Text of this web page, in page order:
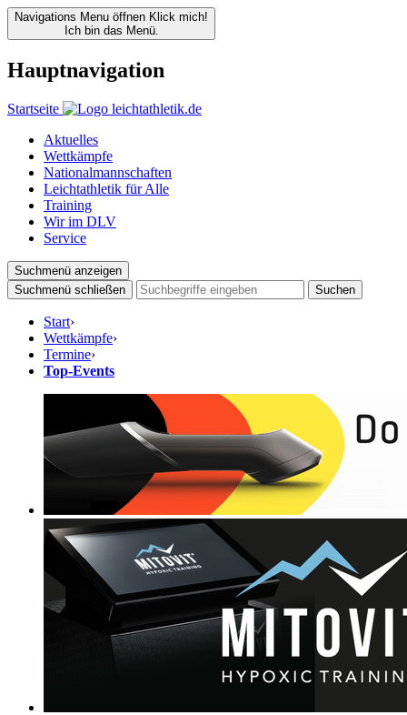
Navigations Menu öffnen Klick mich!
Ich bin das Menü.
Hauptnavigation
Startseite
Aktuelles
Wettkämpfe
Nationalmannschaften
Leichtathletik für Alle
Training
Wir im DLV
Service
Suchmenü anzeigen
Suchmenü schließen
Suchen
Start›
Wettkämpfe›
Termine›
Top-Events